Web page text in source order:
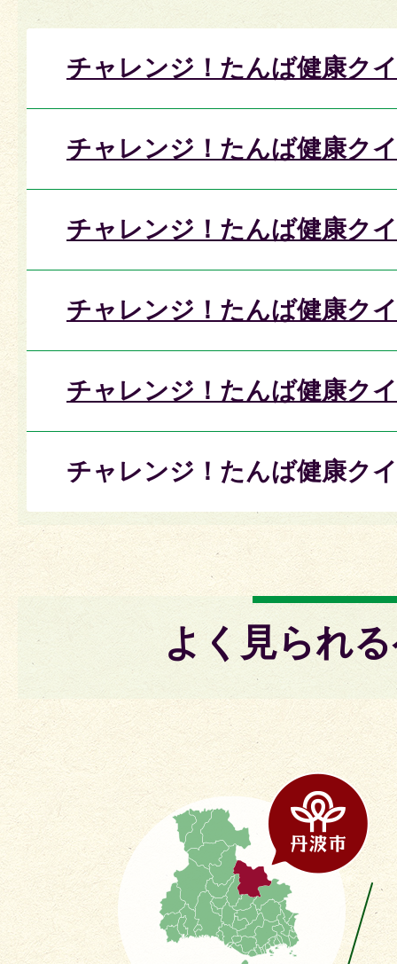
チャレンジ！たんば健康ク
チャレンジ！たんば健康ク
チャレンジ！たんば健康ク
チャレンジ！たんば健康ク
チャレンジ！たんば健康ク
チャレンジ！たんば健康ク
よく見られ